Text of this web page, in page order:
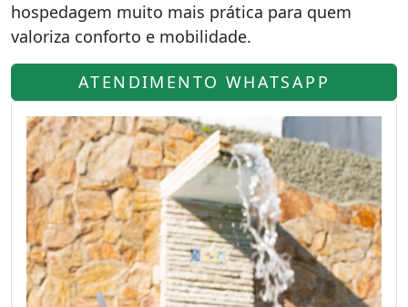
hospedagem muito mais prática para quem
valoriza conforto e mobilidade.
ATENDIMENTO WHATSAPP